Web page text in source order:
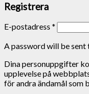
Registrera
E-postadress *
A password will be sent
Dina personuppgifter
upplevelse på
för andra ändamål som